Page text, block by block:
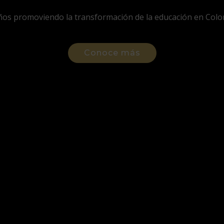
promoviendo la transformación de la educación en
Conoce más
la educación con ideas vanguardistas y
Conoce más